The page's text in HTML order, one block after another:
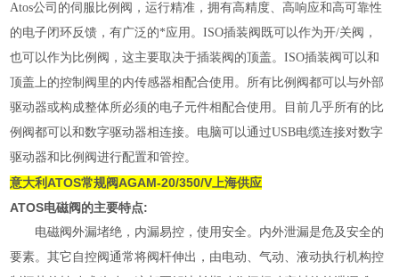
Atos公司的伺服比例阀，运行精准，拥有高精度、高响应和高可靠性
的电子闭环反馈，有广泛的*应用。ISO插装阀既可以作为开/关阀，
也可以作为比例阀，这主要取决于插装阀的顶盖。ISO插装阀可以和
顶盖上的控制阀里的内传感器相配合使用。所有比例阀都可以与外部
驱动器或构成整体所必须的电子元件相配合使用。目前几乎所有的比
例阀都可以和数字驱动器相连接。电脑可以通过USB电缆连接对数字
驱动器和比例阀进行配置和管控。
意大利ATOS常规阀AGAM-20/350/V上海供应
ATOS电磁阀的主要特点:
电磁阀外漏堵绝，内漏易控，使用安全。内外泄漏是危及安全的
要素。其它自控阀通常将阀杆伸出，由电动、气动、液动执行机构控